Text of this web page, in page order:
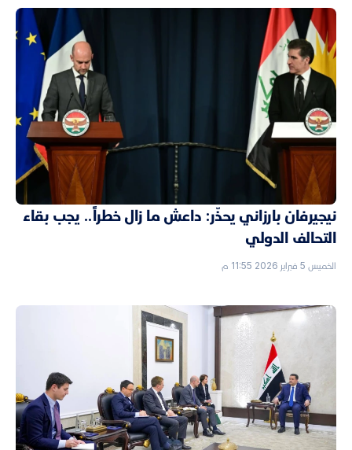
نيجيرفان بارزاني يحذّر: داعش ما زال خطراً.. يجب بقاء
التحالف الدولي
الخميس 5 فبراير 2026 11:55 م